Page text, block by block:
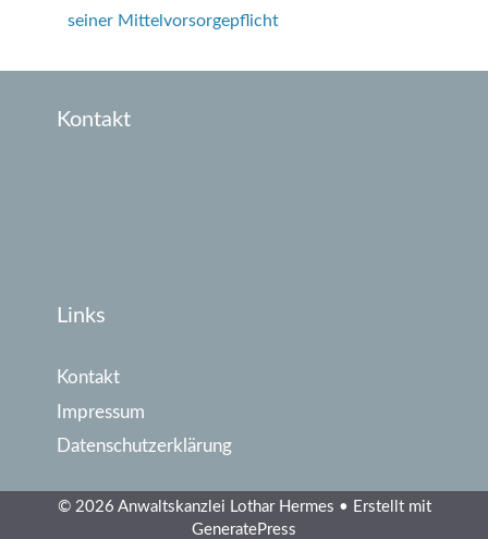
seiner Mittelvorsorgepflicht
Kontakt
Links
Kontakt
Impressum
Datenschutzerklärung
© 2026 Anwaltskanzlei Lothar Hermes • Erstellt mit
GeneratePress